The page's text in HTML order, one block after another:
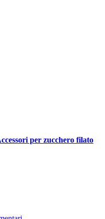
per zucchero filato